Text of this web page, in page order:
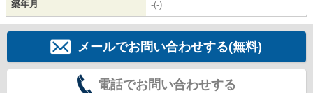
築年月 -(-)
メールでお問い合わせする(無料)
電話でお問い合わせする